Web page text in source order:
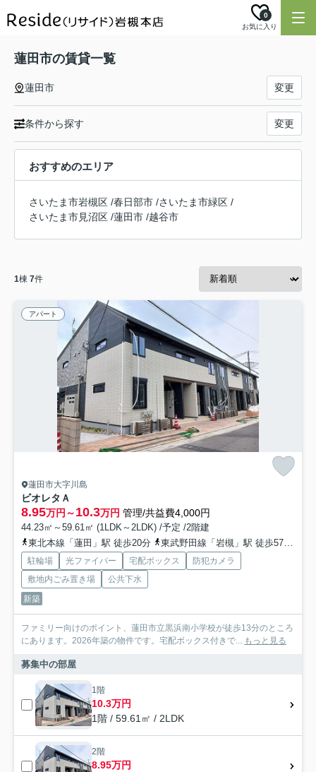
お気に入り
0
蓮田市の賃貸一覧
蓮田市 変更
条件から探す 変更
おすすめのエリア
さいたま市岩槻区 /春日部市 /さいたま市緑区 /
さいたま市見沼区 /蓮田市 /越谷市
1棟 7件
アパート
蓮田市大字川島
ビオレタＡ
8.95万円～10.3万円 管理/共益費4,000円
44.23㎡～59.61㎡ (1LDK～2LDK) /予定 /2階建
東北本線「蓮田」駅 徒歩20分
東武野田線「岩槻」駅 徒歩57分
駐輪場 光ファイバー 宅配ボックス
防犯カメラ
敷地内ごみ置き場
公共下水
新築
ファミリー向けのポイント、蓮田市立黒浜南小学校が徒歩13分のところ
にあります。2026年築の物件です。宅配ボックス付きで... もっと見る
募集中の部屋
1階
10.3万円
1階 / 59.61㎡ / 2LDK
2階
8.95万円